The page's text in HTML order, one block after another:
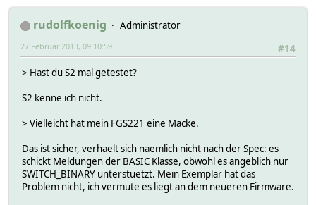
rudolfkoenig
Administrator
#14
27 Februar 2013, 09:10:59
> Hast du S2 mal getestet?
S2 kenne ich nicht.
> Vielleicht hat mein FGS221 eine Macke.
Das ist sicher, verhaelt sich naemlich nicht nach der Spec: es
schickt Meldungen der BASIC Klasse, obwohl es angeblich nur
SWITCH_BINARY unterstuetzt. Mein Exemplar hat das
Problem nicht, ich vermute es liegt an dem neueren Firmware.